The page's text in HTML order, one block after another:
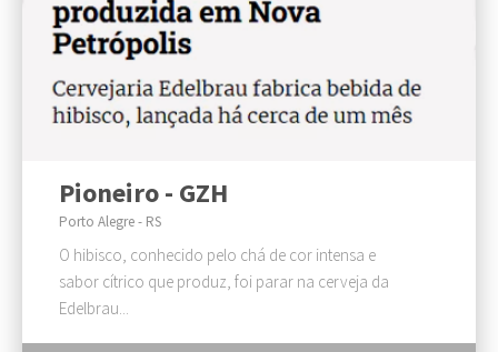
Pioneiro - GZH
Porto Alegre - RS
O hibisco, conhecido pelo chá de cor intensa e
sabor cítrico que produz, foi parar na cerveja da
Edelbrau...